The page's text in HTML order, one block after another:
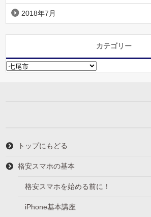
2018年7月
カテゴリー
カ
トップにもどる
格安スマホの基本
格安スマホを始める前に！
iPhone基本講座